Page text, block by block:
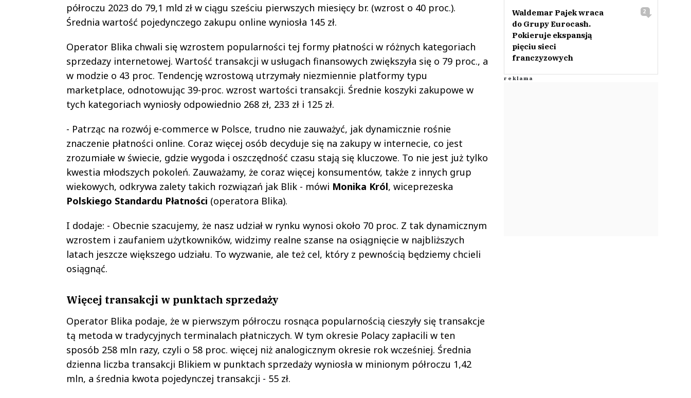
półroczu 2023 do 79,1 mld zł w ciągu sześciu pierwszych miesięcy br. (wzrost o 40 proc.).
Średnia wartość pojedynczego zakupu online wyniosła 145 zł.
Operator Blika chwali się wzrostem popularności tej formy płatności w różnych kategoriach
sprzedazy internetowej. Wartość transakcji w usługach finansowych zwiększyła się o 79 proc., a
w modzie o 43 proc. Tendencję wzrostową utrzymały niezmiennie platformy typu
marketplace, odnotowując 39-proc. wzrost wartości transakcji. Średnie koszyki zakupowe w
tych kategoriach wyniosły odpowiednio 268 zł, 233 zł i 125 zł.
- Patrząc na rozwój e-commerce w Polsce, trudno nie zauważyć, jak dynamicznie rośnie
znaczenie płatności online. Coraz więcej osób decyduje się na zakupy w internecie, co jest
zrozumiałe w świecie, gdzie wygoda i oszczędność czasu stają się kluczowe. To nie jest już tylko
kwestia młodszych pokoleń. Zauważamy, że coraz więcej konsumentów, także z innych grup
wiekowych, odkrywa zalety takich rozwiązań jak Blik - mówi Monika Król, wiceprezeska
Polskiego Standardu Płatności (operatora Blika).
I dodaje: - Obecnie szacujemy, że nasz udział w rynku wynosi około 70 proc. Z tak dynamicznym
wzrostem i zaufaniem użytkowników, widzimy realne szanse na osiągnięcie w najbliższych
latach jeszcze większego udziału. To wyzwanie, ale też cel, który z pewnością będziemy chcieli
osiągnąć.
Więcej transakcji w punktach sprzedaży
Operator Blika podaje, że w pierwszym półroczu rosnąca popularnością cieszyły się transakcje
tą metoda w tradycyjnych terminalach płatniczych. W tym okresie Polacy zapłacili w ten
sposób 258 mln razy, czyli o 58 proc. więcej niż analogicznym okresie rok wcześniej. Średnia
dzienna liczba transakcji Blikiem w punktach sprzedaży wyniosła w minionym półroczu 1,42
mln, a średnia kwota pojedynczej transakcji - 55 zł.
Waldemar Pajek wraca
do Grupy Eurocash.
Pokieruje ekspansją
pięciu sieci
franczyzowych
2